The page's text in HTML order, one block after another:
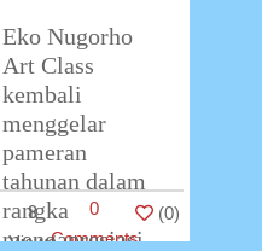
Eko Nugorho
Art Class
kembali
menggelar
pameran
tahunan dalam
rangka
mengapresiasi
8
0
Comments
(0)